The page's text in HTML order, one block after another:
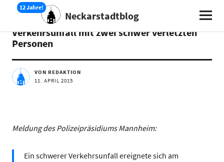
Neckarstadtblog
AKTUELLES
Verkehrsunfall mit zwei schwer verletzten
Personen
VON REDAKTION
11. APRIL 2015
Meldung des Polizeipräsidiums Mannheim:
Ein schwerer Verkehrsunfall ereignete sich am